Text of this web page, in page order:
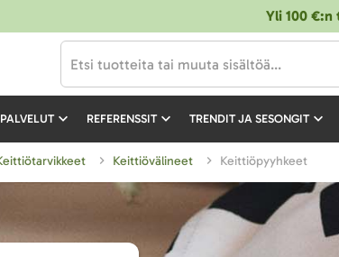
Yli 100
PALVELUT REFERENSSIT TRENDIT JA SESONGIT
Keittiötarvikkeet Keittiövälineet Keittiöpyyhkeet